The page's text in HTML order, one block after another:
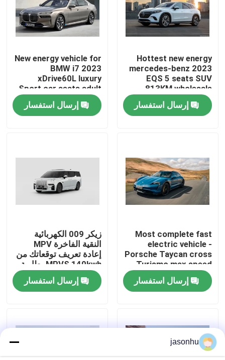
منزل
المنتجات
جولة في المعمل
ضبط الجودة
طلب اقتباس
السيارات المستعملة
سيارات كهربائية كبيرة
Hottest new energy
mercedes-benz 2023
EQS 5 seats SUV
813KM wholesale
mercedes ev electric
ca
إرسال استفسار
New energy vehicle for
BMW i7 2023
xDrive60L luxury
Sport car seats adult
electric vehicles
إرسال استفسار
Most complete fast
electric vehicle -
Porsche Taycan cross
Turismo max speed
220km/h new energy
Car
إرسال استفسار
زيكر 009 الكهربائية
النقية الفاخرة MPV
إعادة تعريف توقعاتك من
MPVS 140kwh بطارية
822km CLTC النطاق 0-
100km / h في 4.5sإرسال استفسار
jasonhu